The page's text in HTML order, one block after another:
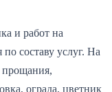
и работ на
составу услуг. На
прощания,
ограда, цветник